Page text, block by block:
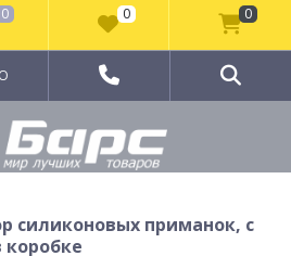
силиконовых приманок, с
0 0 0